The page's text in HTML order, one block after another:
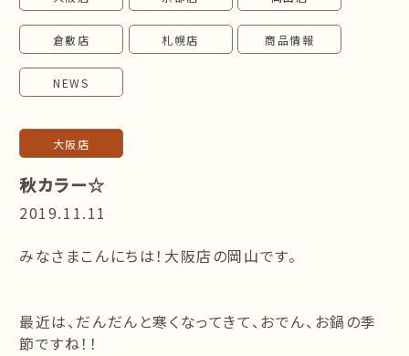
倉敷店 札幌店 商品情報
NEWS
大阪店
秋カラー☆
2019.11.11
みなさまこんにちは！大阪店の岡山です。
最近は、だんだんと寒くなってきて、おでん、お鍋の季
節ですね！！